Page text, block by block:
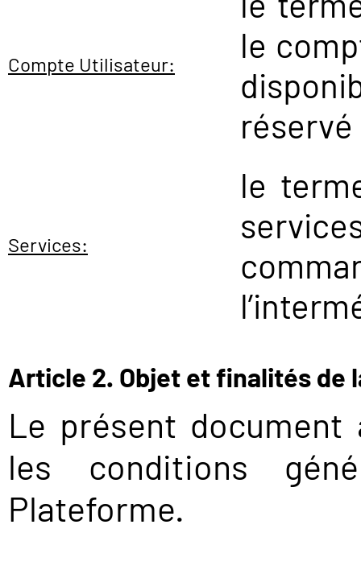
Compte Utilisateur:
le
Services:
le
Article 2. Objet et finalités de
Le présent
les conditions
Plateforme.